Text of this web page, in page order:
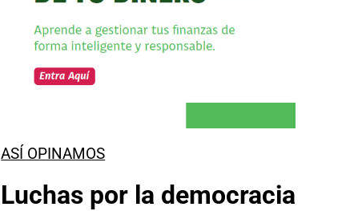
ASÍ OPINAMOS
Luchas por la democracia